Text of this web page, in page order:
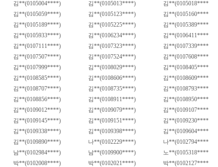
김**(0105004****) 김**(0105013****) 김**(0105018****)
김**(0105059****) 김**(0105123****) 김**(0105160****)
김**(0105189****) 김**(0105225****) 김**(0105389****)
김**(0105933****) 김**(0106234****) 김**(0106411****)
김**(0107111****) 김**(0107323****) 김**(0107339****)
김**(0107507****) 김**(0107524****) 김**(0107608****)
김**(0107999****) 김**(0108029****) 김**(0108405****)
김**(0108585****) 김**(0108606****) 김**(0108609****)
김**(0108707****) 김**(0108735****) 김**(0108793****)
김**(0108856****) 김**(0108911****) 김**(0108950****)
김**(0109012****) 김**(0109079****) 김**(0109107****)
김**(0109145****) 김**(0109151****) 김**(0109230****)
김**(0109338****) 김**(0109398****) 김**(0109604****)
김**(0109890****) 나**(0102229****) 나**(0102794****)
남**(0102984****) 남**(0109900****) 노**(0105318****)
박**(0102008****) 박**(0102021****) 박**(0102127****)